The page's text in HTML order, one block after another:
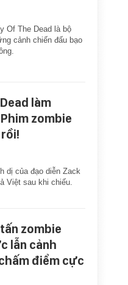
Of The Dead là bộ
cảnh chiến đấu bạo
làm
zombie
dị của đạo diễn Zack
Việt sau khi chiếu.
zombie
lẫn cảnh
điểm cực